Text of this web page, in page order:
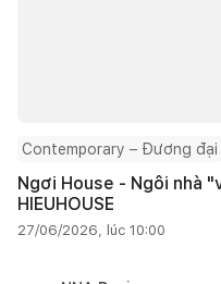
Contemporary – Đương đại
Ngơi House - Ngôi nhà
HIEUHOUSE
27/06/2026, lúc 10:00